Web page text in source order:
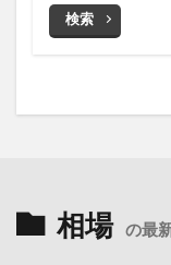
検索
相場 の最